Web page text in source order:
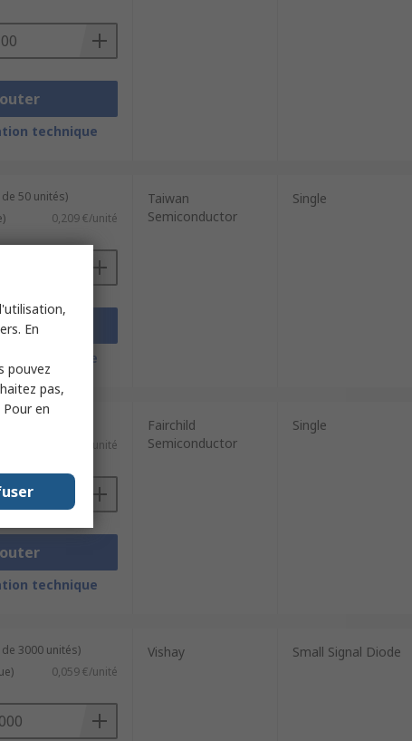
technique
50 unités)
0,209 €/unité
technique
Taiwan
Semiconductor
Single
0,012 €/unité
technique
Fairchild
Semiconductor
Single
3000 unités)
0,059 €/unité
Vishay Small Signal Diode
En
pouvez
pas,
en